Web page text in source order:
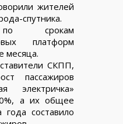
жителей
спутника.
по срокам
платформ
месяца.
СКПП,
пассажиров
электричка»
а их общее
года составило